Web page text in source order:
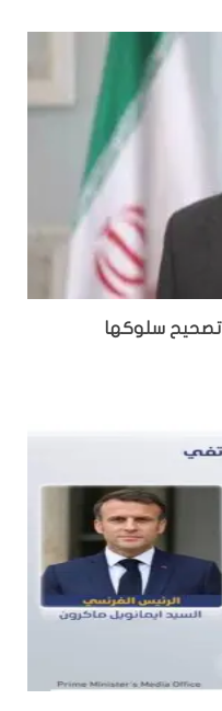
تصحيح سلوكها